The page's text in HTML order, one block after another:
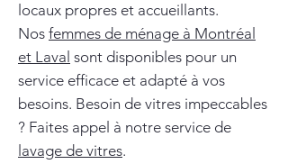
locaux propres et accueillants.
Nos femmes de ménage à Montréal
et Laval sont disponibles pour un
service efficace et adapté à vos
besoins. Besoin de vitres impeccables
? Faites appel à notre service de
lavage de vitres.